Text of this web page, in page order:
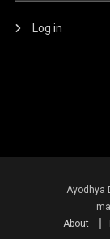
Log in
About